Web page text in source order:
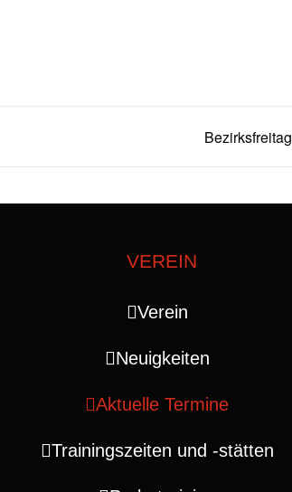
Bezirksfreitag
VEREIN
Verein
Neuigkeiten
Aktuelle Termine
Trainingszeiten und ‑stätten